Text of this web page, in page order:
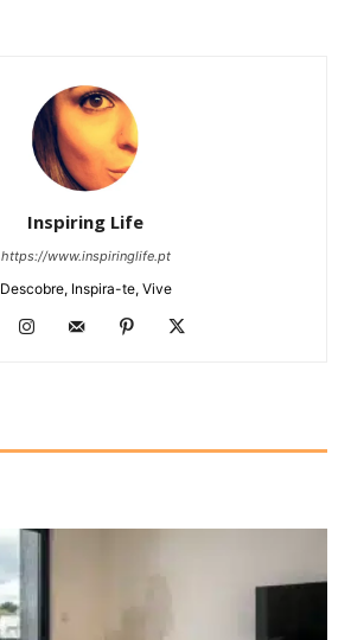
Inspiring Life
https://www.inspiringlife.pt
Descobre, Inspira-te, Vive